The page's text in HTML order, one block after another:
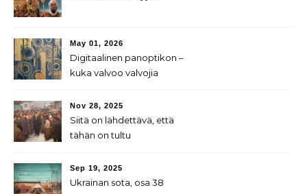
May 01, 2026
Digitaalinen panoptikon –
kuka valvoo valvojia
Nov 28, 2025
Siitä on lähdettävä, että
tähän on tultu
Sep 19, 2025
Ukrainan sota, osa 38